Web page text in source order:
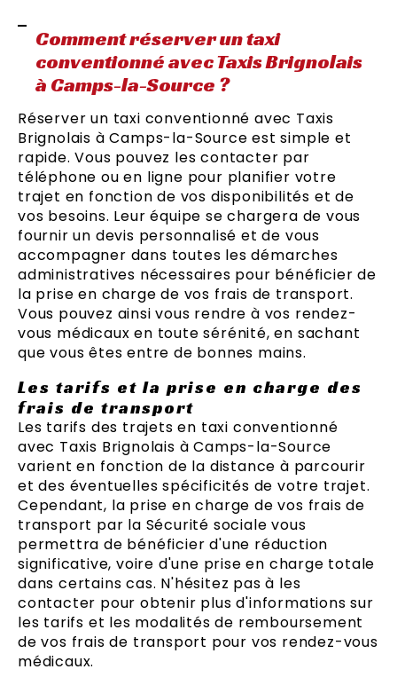
Comment réserver un taxi
conventionné avec Taxis Brignolais
à Camps-la-Source ?
Réserver un taxi conventionné avec Taxis
Brignolais à Camps-la-Source est simple et
rapide. Vous pouvez les contacter par
téléphone ou en ligne pour planifier votre
trajet en fonction de vos disponibilités et de
vos besoins. Leur équipe se chargera de vous
fournir un devis personnalisé et de vous
accompagner dans toutes les démarches
administratives nécessaires pour bénéficier de
la prise en charge de vos frais de transport.
Vous pouvez ainsi vous rendre à vos rendez-
vous médicaux en toute sérénité, en sachant
que vous êtes entre de bonnes mains.
Les tarifs et la prise en charge des
frais de transport
Les tarifs des trajets en taxi conventionné
avec Taxis Brignolais à Camps-la-Source
varient en fonction de la distance à parcourir
et des éventuelles spécificités de votre trajet.
Cependant, la prise en charge de vos frais de
transport par la Sécurité sociale vous
permettra de bénéficier d'une réduction
significative, voire d'une prise en charge totale
dans certains cas. N'hésitez pas à les
contacter pour obtenir plus d'informations sur
les tarifs et les modalités de remboursement
de vos frais de transport pour vos rendez-vous
médicaux.